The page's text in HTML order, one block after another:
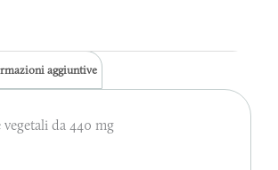
aggiuntive
vegetali da 440 mg